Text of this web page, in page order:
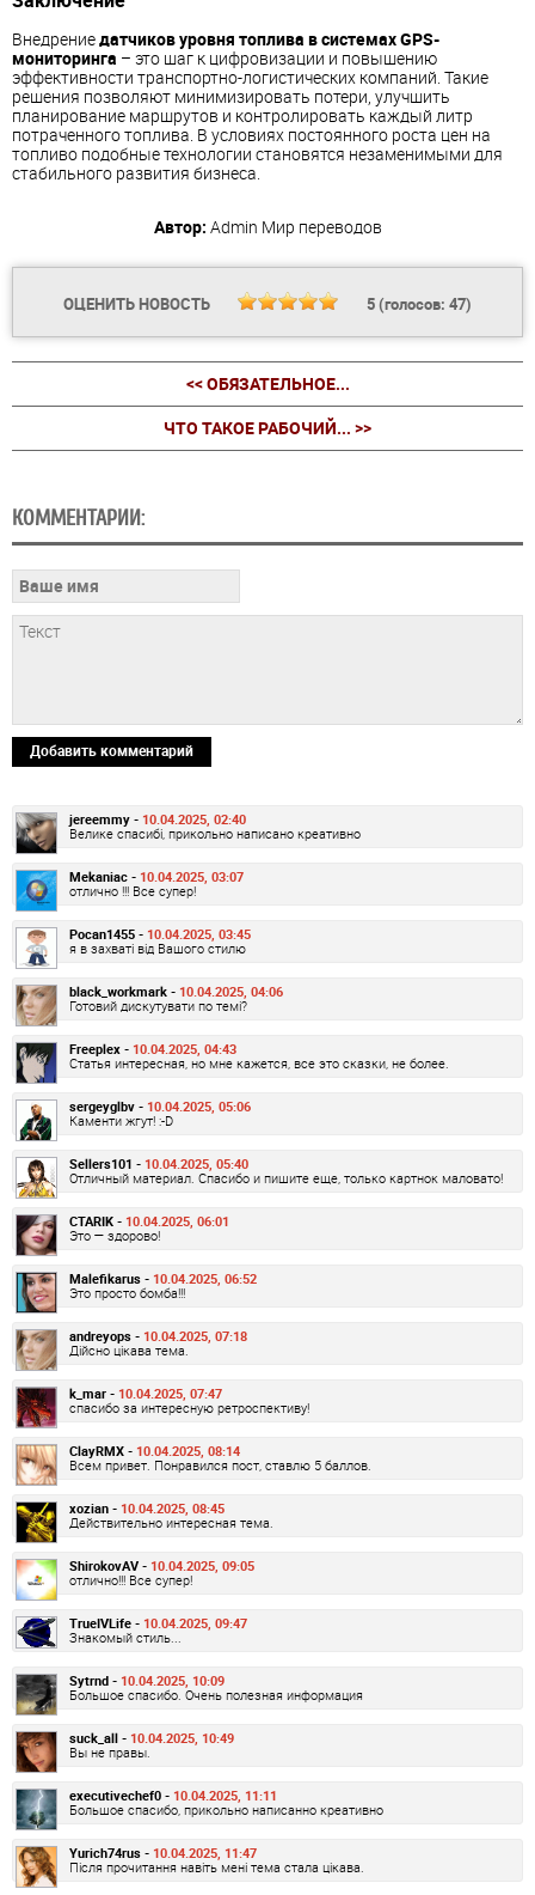
Внедрениедатчиков уровня топлива в системах GPS-
мониторинга – это шаг к цифровизации и повышению
эффективности транспортно-логистических компаний. Такие
решения позволяют минимизировать потери, улучшить
планирование маршрутов и контролировать каждый литр
потраченного топлива. В условиях постоянного роста цен на
топливо подобные технологии становятся незаменимыми для
стабильного развития бизнеса.
Автор: Admin Мир переводов
ОЦЕНИТЬ НОВОСТЬ 5(голосов: 47)
<< ОБЯЗАТЕЛЬНОЕ...
ЧТО ТАКОЕ РАБОЧИЙ... >>
КОММЕНТАРИИ:
Добавить комментарий
jereemmy - 10.04.2025, 02:40
Велике спасибі, прикольно написано креативно
Mekaniac - 10.04.2025, 03:07
отлично !!! Все супер!
Pocan1455 - 10.04.2025, 03:45
я в захваті від Вашого стилю
black_workmark - 10.04.2025, 04:06
Готовий дискутувати по темі?
Freeplex - 10.04.2025, 04:43
Статья интересная, но мне кажется, все это сказки, не более.
sergeyglbv - 10.04.2025, 05:06
Каменти жгут! :-D
Sellers101 - 10.04.2025, 05:40
Отличный материал. Спасибо и пишите еще, только картнок маловато!
CTARIK - 10.04.2025, 06:01
Это — здорово!
Malefikarus - 10.04.2025, 06:52
Это просто бомба!!!
andreyops - 10.04.2025, 07:18
Дійсно цікава тема.
k_mar - 10.04.2025, 07:47
спасибо за интересную ретроспективу!
ClayRMX - 10.04.2025, 08:14
Всем привет. Понравился пост, ставлю 5 баллов.
xozian - 10.04.2025, 08:45
Действительно интересная тема.
ShirokovAV - 10.04.2025, 09:05
отлично!!! Все супер!
TrueIVLife - 10.04.2025, 09:47
Знакомый стиль...
Sytrnd - 10.04.2025, 10:09
Большое спасибо. Очень полезная информация
suck_all - 10.04.2025, 10:49
Вы не правы.
executivechef0 - 10.04.2025, 11:11
Большое спасибо, прикольно написанно креативно
Yurich74rus - 10.04.2025, 11:47
Після прочитання навіть мені тема стала цікава.